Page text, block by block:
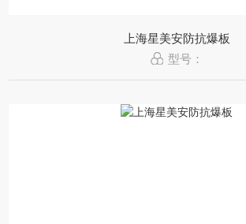
上海星美安防抗爆板
型号：